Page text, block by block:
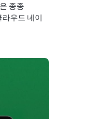
종종
우드 네이